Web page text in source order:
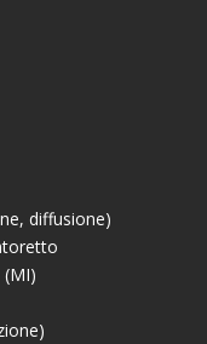
diffusione)
(MI)